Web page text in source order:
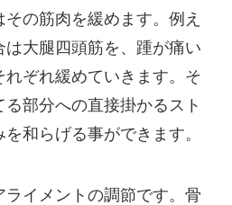
の筋肉を緩めます。例え
大腿四頭筋を、踵が痛い
ぞれ緩めていきます。そ
部分への直接掛かるスト
和らげる事ができます。
イメントの調節です。骨